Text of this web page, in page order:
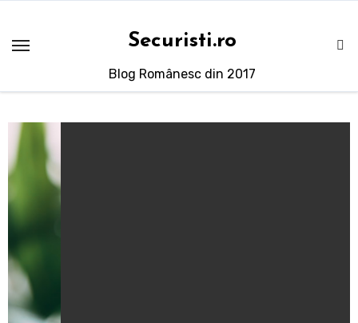
conținut
Securisti.ro
Blog Românesc din 2017